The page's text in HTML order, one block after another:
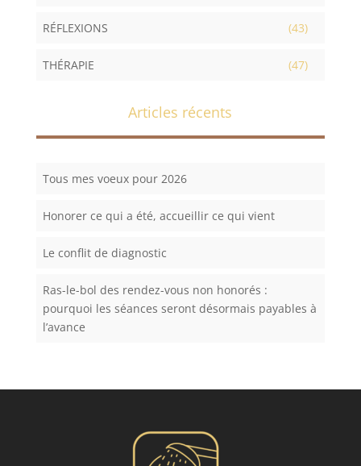
RÉFLEXIONS (43)
THÉRAPIE (47)
Articles récents
Tous mes voeux pour 2026
Honorer ce qui a été, accueillir ce qui vient
Le conflit de diagnostic
Ras-le-bol des rendez-vous non honorés :
pourquoi les séances seront désormais payables à
l’avance